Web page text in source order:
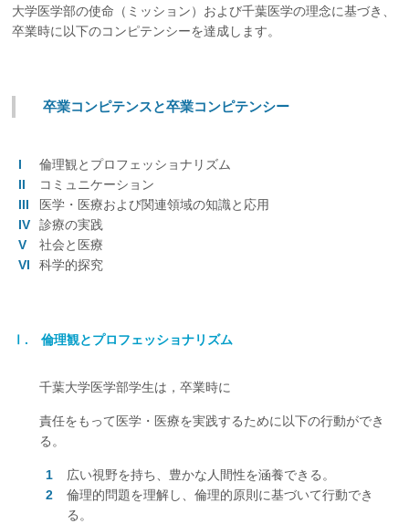
大学医学部の使命（ミッション）および千葉医学の理念に基づき、
卒業時に以下のコンピテンシーを達成します。
卒業コンピテンスと卒業コンピテンシー
倫理観とプロフェッショナリズム
コミュニケーション
医学・医療および関連領域の知識と応用
診療の実践
社会と医療
科学的探究
Ⅰ. 倫理観とプロフェッショナリズム
千葉大学医学部学生は，卒業時に
責任をもって医学・医療を実践するために以下の行動ができ
る。
広い視野を持ち、豊かな人間性を涵養できる。
倫理的問題を理解し、倫理的原則に基づいて行動でき
る。